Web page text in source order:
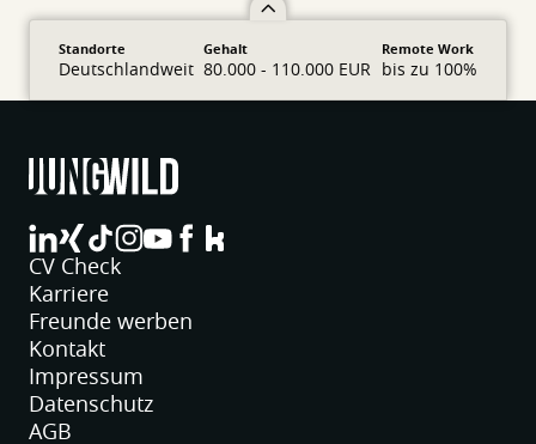
Standorte
Deutschlandweit
Gehalt
80.000 - 110.000 EUR
Remote Work
bis zu 100%
jungwild bei LinkedIn
jungwild bei XING
jungwild bei TikTok
jungwild bei Instagram
jungwild bei YouTube
jungwild bei Facebook
CV Check
Karriere
Freunde werben
Kontakt
Impressum
Datenschutz
AGB